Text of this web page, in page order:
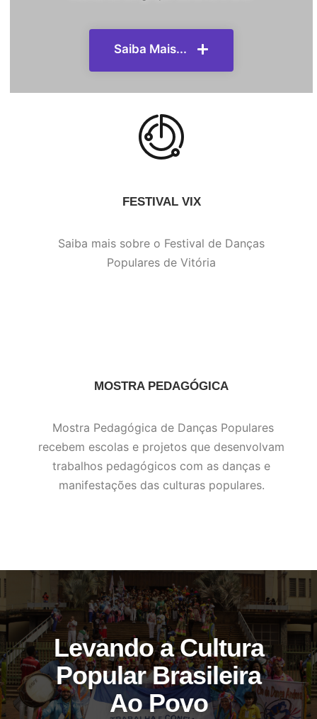
Saiba Mais...
FESTIVAL VIX
Saiba mais sobre o Festival de Danças
Populares de Vitória
MOSTRA PEDAGÓGICA
Mostra Pedagógica de Danças Populares
recebem escolas e projetos que desenvolvam
trabalhos pedagógicos com as danças e
manifestações das culturas populares.
Levando a Cultura
Popular Brasileira
Ao Povo